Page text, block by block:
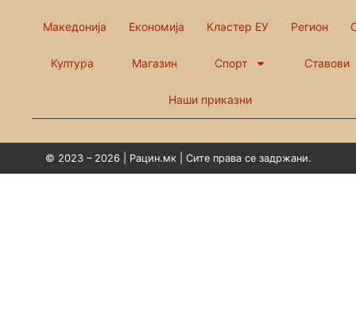
Македонија Економија Кластер ЕУ Регион
Култура Магазин Спорт Ставови
Наши приказни
© 2023 – 2026 | Рацин.мк | Сите права се задржани.